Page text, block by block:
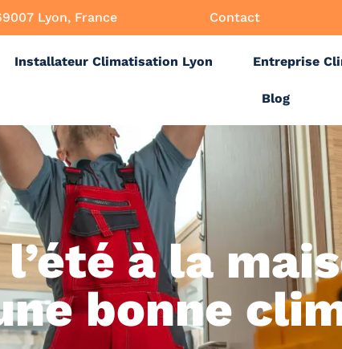
Lyon, France Contact
Installateur Climatisation Lyon Entreprise
Blog
à la
bonne